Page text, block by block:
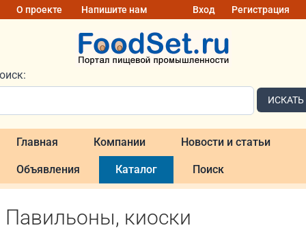
О проекте Напишите нам Вход Регистрация
ИСКАТЬ
Главная Компании Новости и статьи
Объявления Каталог Поиск
Павильоны, киоски